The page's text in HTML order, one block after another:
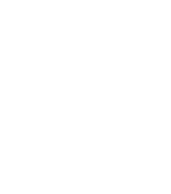
「90%は失敗す